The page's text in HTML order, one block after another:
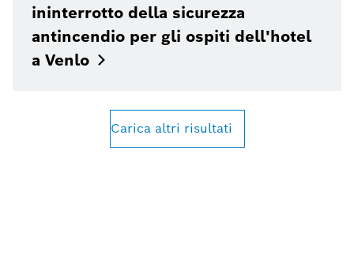
ininterrotto della sicurezza
antincendio per gli ospiti dell'hotel
a Venlo
Carica altri risultati